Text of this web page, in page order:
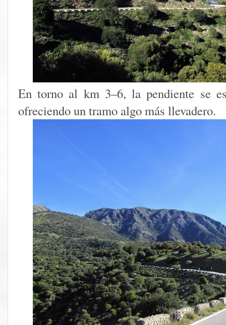
En torno al km 3–6, la pendiente se
ofreciendo un tramo algo más llevadero.